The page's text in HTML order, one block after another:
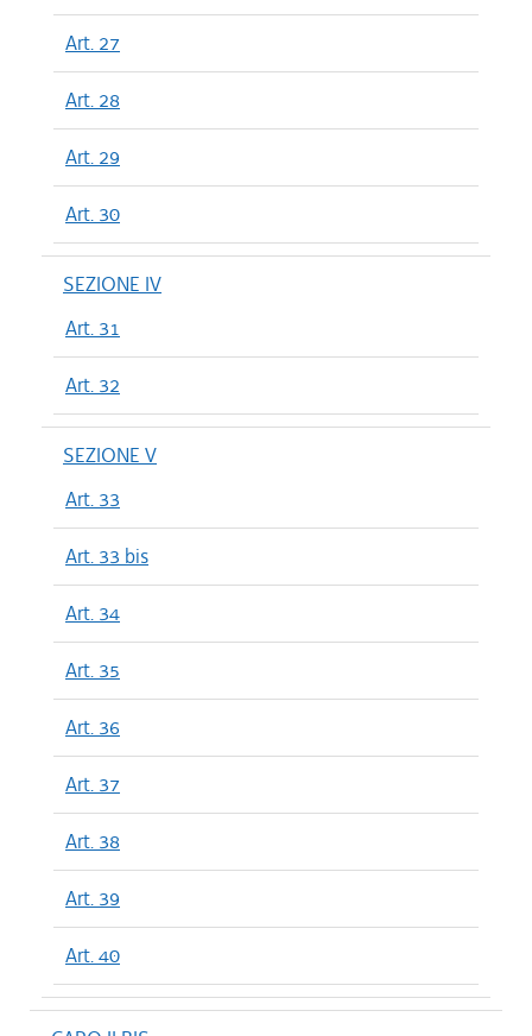
Art. 27
Art. 28
Art. 29
Art. 30
SEZIONE IV
Art. 31
Art. 32
SEZIONE V
Art. 33
Art. 33 bis
Art. 34
Art. 35
Art. 36
Art. 37
Art. 38
Art. 39
Art. 40